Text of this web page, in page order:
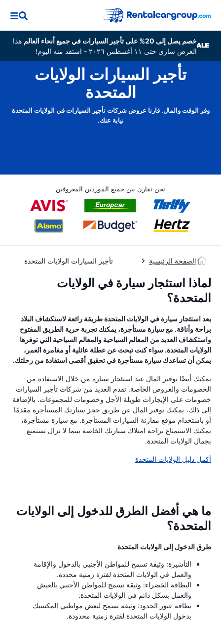
خصم يصل إلى 20% على تأجير السيارات في جميع أنحاء العالم
هذا
العرض ساري حتى ١١ أغسطس ٢٠٢٦ - استفد منه اليوم!
تأجير السيارات الولايات
المتحدة
وفر الوقت والمال. قارنا عروض شركات تأجير السيارات في الولايات المتحدة
نيابة عنك.
نحن نقارن بين جميع الموردين المعروفين
الصفحة الرئيسية تأجير السيارات الولايات المتحدة
لماذا استئجار سيارة في الولايات
المتحدة؟
يعد استئجار سيارة في الولايات المتحدة طريقة رائعة لاستكشاف البلاد
براحة وأناقة. مع سيارة مستأجرة، يمكنك تجربة حرية الطريق المفتوح
واستكشاف العديد من المعالم السياحية والمعالم السياحية التي توفرها
الولايات المتحدة. سواء كنت تبحث عن عطلة عائلية أو مغامرة العمر،
يمكن أن تساعدك سيارة مستأجرة في تحقيق أقصى استفادة من رحلتك.
يمكنك أيضًا توفير المال عند استئجار سيارة من خلال الاستفادة من
الخصومات والعروض الخاصة. تقدم العديد من شركات تأجير السيارات
خصومات على الإيجارات طويلة الأجل وخصومات للمجموعات. بالإضافة
إلى ذلك، يمكنك توفير المال عن طريق حجز سيارتك المستأجرة مقدمًا
أو باستخدام موقع مقارنة السيارات المستأجرة. مع سيارة مستأجرة،
يمكنك الاستمتاع براحة امتلاك سيارتك الخاصة بينما لا تزال تستمتع
بجمال الولايات المتحدة.
أكمل دليل الولايات المتحدة
ما هي أفضل الطرق للدخول إلى الولايات
المتحدة؟
طرق الدخول إلى الولايات المتحدة
التأشيرة: وثيقة تسمح للمواطن الأجنبي بالدخول والإقامة
والعمل في الولايات المتحدة لفترة زمنية محددة.
البطاقة الخضراء: وثيقة تسمح للمواطن الأجنبي بالعيش
والعمل بشكل دائم في الولايات المتحدة.
بطاقة عبور الحدود: وثيقة تسمح لبعض مواطني المكسيك
بدخول الولايات المتحدة لفترة زمنية محدودة.